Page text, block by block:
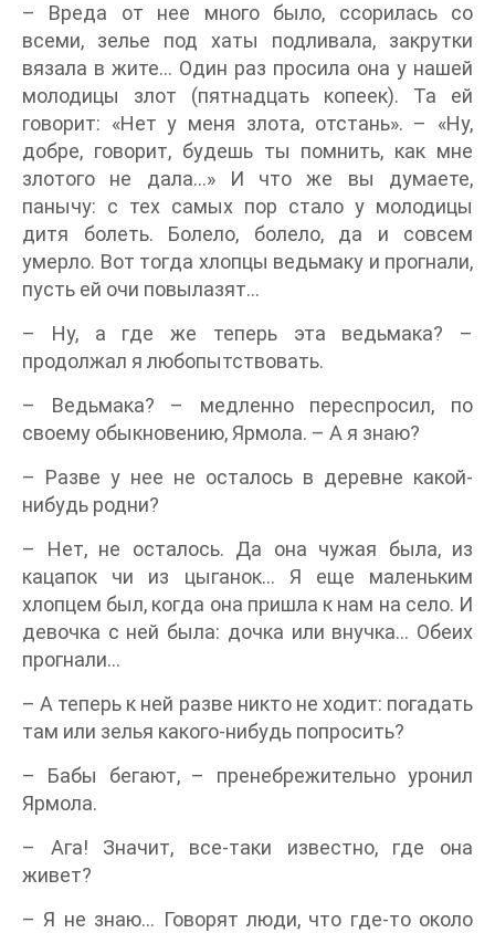
– Вреда от нее много было, ссорилась со
всеми, зелье под хаты подливала, закрутки
вязала в жите… Один раз просила она у нашей
молодицы злот (пятнадцать копеек). Та ей
говорит: «Нет у меня злота, отстань». – «Ну,
добре, говорит, будешь ты помнить, как мне
злотого не дала…» И что же вы думаете,
панычу: с тех самых пор стало у молодицы
дитя болеть. Болело, болело, да и совсем
умерло. Вот тогда хлопцы ведьмаку и прогнали,
пусть ей очи повылазят…
– Ну, а где же теперь эта ведьмака? –
продолжал я любопытствовать.
– Ведьмака? – медленно переспросил, по
своему обыкновению, Ярмола. – А я знаю?
– Разве у нее не осталось в деревне какой-
нибудь родни?
– Нет, не осталось. Да она чужая была, из
кацапок чи из цыганок… Я еще маленьким
хлопцем был, когда она пришла к нам на село. И
девочка с ней была: дочка или внучка… Обеих
прогнали…
– А теперь к ней разве никто не ходит: погадать
там или зелья какого-нибудь попросить?
– Бабы бегают, – пренебрежительно уронил
Ярмола.
– Ага! Значит, все-таки известно, где она
живет?
– Я не знаю… Говорят люди, что где-то около